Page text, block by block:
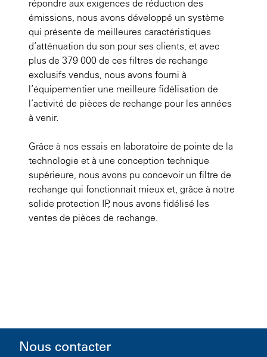
répondre aux exigences de réduction des
émissions, nous avons développé un système
qui présente de meilleures caractéristiques
d’atténuation du son pour ses clients, et avec
plus de 379 000 de ces filtres de rechange
exclusifs vendus, nous avons fourni à
l’équipementier une meilleure fidélisation de
l’activité de pièces de rechange pour les années
à venir.
Grâce à nos essais en laboratoire de pointe de la
technologie et à une conception technique
supérieure, nous avons pu concevoir un filtre de
rechange qui fonctionnait mieux et, grâce à notre
solide protection IP, nous avons fidélisé les
ventes de pièces de rechange.
Nous contacter